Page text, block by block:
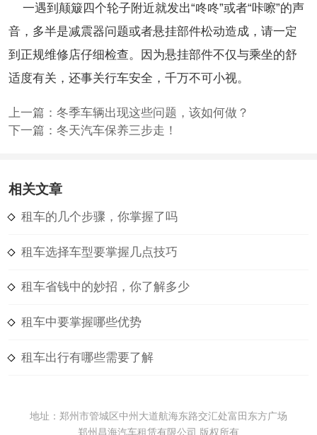
一遇到颠簸四个轮子附近就发出“咚咚”或者“咔嚓”的声
音，多半是减震器问题或者悬挂部件松动造成，请一定
到正规维修店仔细检查。因为悬挂部件不仅与乘坐的舒
适度有关，还事关行车安全，千万不可小视。
上一篇： 冬季车辆出现这些问题，该如何做？
下一篇： 冬天汽车保养三步走！
相关文章
租车的几个步骤，你掌握了吗
租车选择车型要掌握几点技巧
租车省钱中的妙招，你了解多少
租车中要掌握哪些优势
租车出行有哪些需要了解
地址：郑州市管城区中州大道航海东路交汇处富田东方广场
郑州昌海汽车租赁有限公司 版权所有